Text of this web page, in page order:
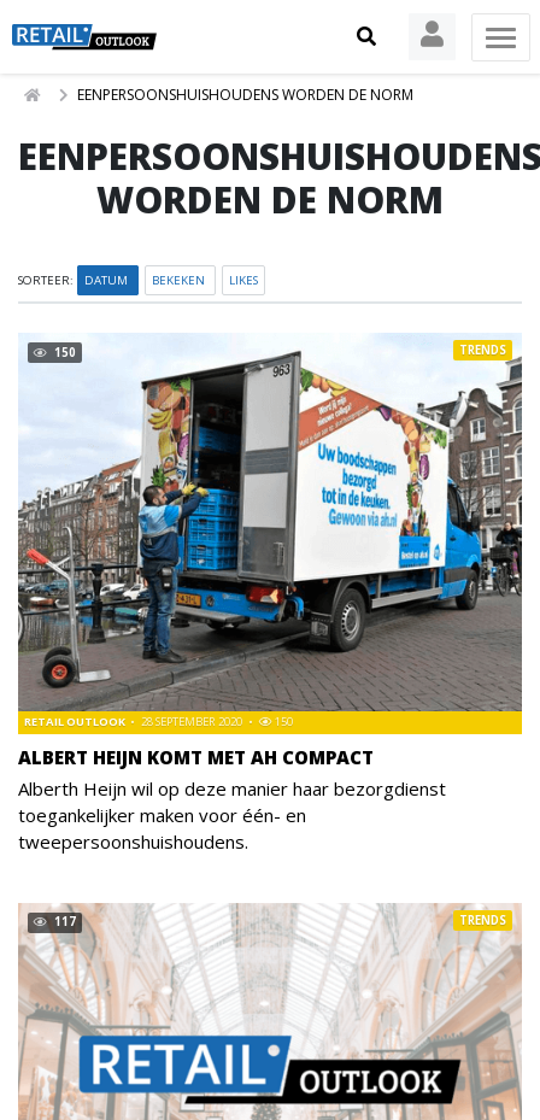
EENPERSOONSHUISHOUDENS WORDEN DE NORM
WORDEN DE NORM
SORTEER: DATUM BEKEKEN LIKES
150
ALBERT HEIJN KOMT MET AH COMPACT
RETAIL OUTLOOK 28 SEPTEMBER 2020 150
TRENDS
Alberth Heijn wil op deze manier haar bezorgdienst
toegankelijker maken voor één- en
tweepersoonshuishoudens.
117 TRENDS